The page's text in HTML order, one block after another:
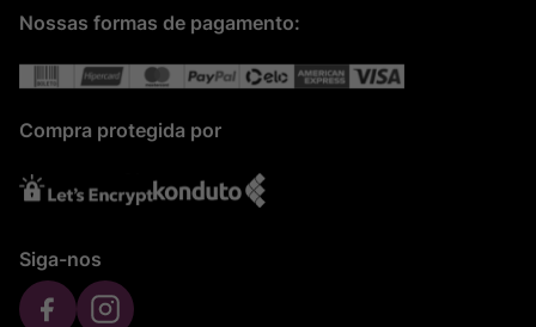
Nossas formas de pagamento:
Compra protegida por
Siga-nos